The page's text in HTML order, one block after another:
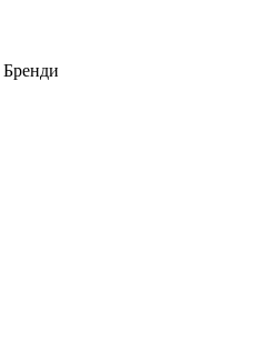
Бренди